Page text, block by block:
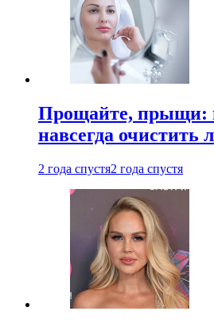
Прощайте, прыщи:
навсегда очистить
2 года спустя2 года спустя